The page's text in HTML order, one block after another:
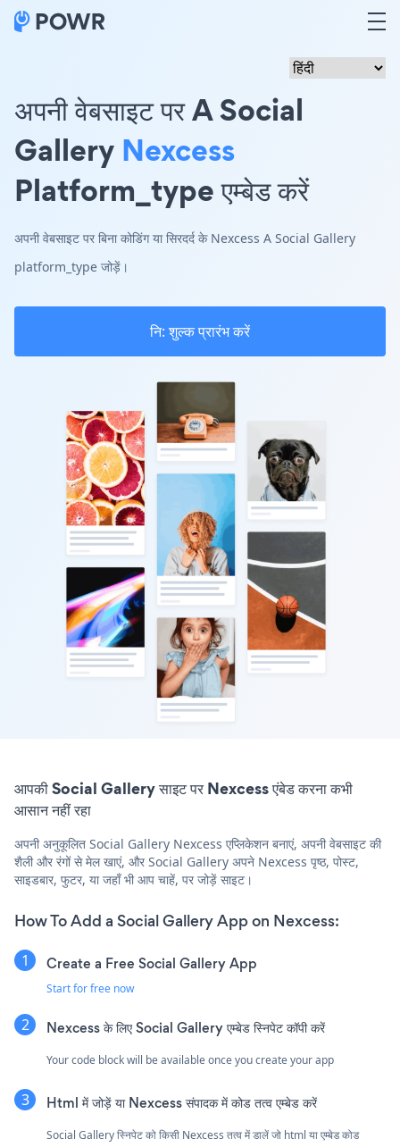
अपनी वेबसाइट पर A Social
Gallery Nexcess
Platform_type एम्बेड करें
अपनी वेबसाइट पर बिना कोडिंग या सिरदर्द के Nexcess A Social Gallery
platform_type जोड़ें।
नि: शुल्क प्रारंभ करें
आपकी Social Gallery साइट पर Nexcess एंबेड करना कभी
आसान नहीं रहा
अपनी अनुकूलित Social Gallery Nexcess एप्लिकेशन बनाएं, अपनी वेबसाइट की
शैली और रंगों से मेल खाएं, और Social Gallery अपने Nexcess पृष्ठ, पोस्ट,
साइडबार, फुटर, या जहाँ भी आप चाहें, पर जोड़ें साइट।
How To Add a Social Gallery App on Nexcess:
Create a Free Social Gallery App
Start for free now
Nexcess के लिए Social Gallery एम्बेड स्निपेट कॉपी करें
Your code block will be available once you create your app
Html में जोड़ें या Nexcess संपादक में कोड तत्व एम्बेड करें
Social Gallery स्निपेट को किसी Nexcess तत्व में डालें जो html या एम्बेड कोड